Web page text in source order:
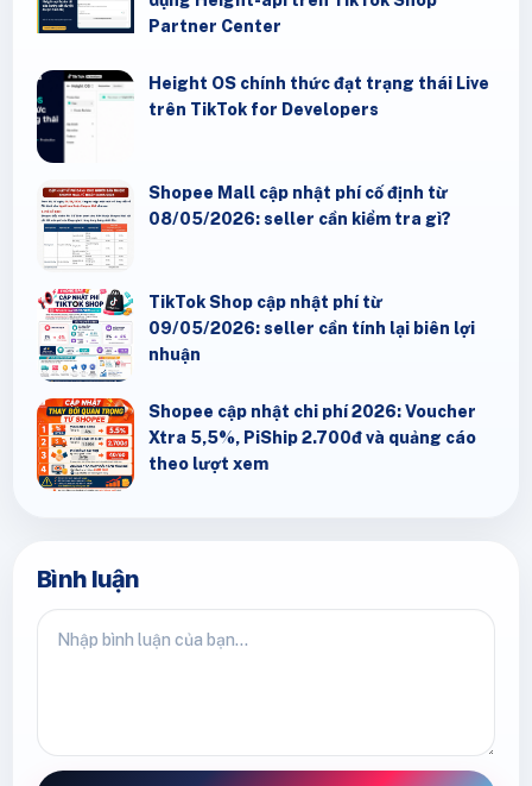
Partner Center
Height OS chính thức đạt trạng thái Live
trên TikTok for Developers
Shopee Mall cập nhật phí cố định từ
08/05/2026: seller cần kiểm tra gì?
TikTok Shop cập nhật phí từ
09/05/2026: seller cần tính lại biên lợi
nhuận
Shopee cập nhật chi phí 2026: Voucher
Xtra 5,5%, PiShip 2.700đ và quảng cáo
theo lượt xem
Bình luận